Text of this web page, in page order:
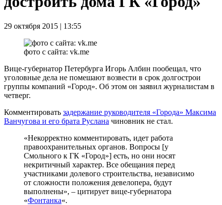
29 октября 2015 | 13:55
фото с сайта: vk.me
Вице-губернатор Петербурга Игорь Албин пообещал, что
уголовные дела не помешают возвести в срок долгострои
группы компаний «Город». Об этом он заявил журналистам в
четверг.
Комментировать задержание руководителя «Города» Максима
Ванчугова и его брата Руслана чиновник не стал.
«Некорректно комментировать, идет работа
правоохранительных органов. Вопросы [у
Смольного к ГК «Город»] есть, но они носят
некритичный характер. Все обещания перед
участниками долевого строительства, независимо
от сложности положения девелопера, будут
выполнены», – цитирует вице-губернатора
«Фонтанка«.